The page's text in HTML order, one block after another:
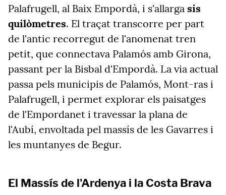
Palafrugell, al Baix Empordà, i s'allarga sis
quilòmetres. El traçat transcorre per part
de l'antic recorregut de l'anomenat tren
petit, que connectava Palamós amb Girona,
passant per la Bisbal d'Empordà. La via actual
passa pels municipis de Palamós, Mont-ras i
Palafrugell, i permet explorar els paisatges
de l'Empordanet i travessar la plana de
l'Aubí, envoltada pel massís de les Gavarres i
les muntanyes de Begur.
El Massís de l'Ardenya i la Costa Brava